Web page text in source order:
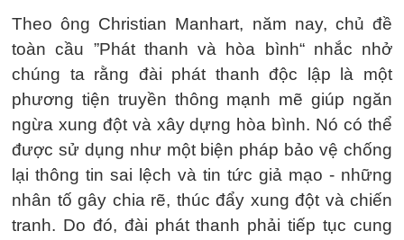
Theo ông Christian Manhart, năm nay, chủ đề
toàn cầu ”Phát thanh và hòa bình“ nhắc nhở
chúng ta rằng đài phát thanh độc lập là một
phương tiện truyền thông mạnh mẽ giúp ngăn
ngừa xung đột và xây dựng hòa bình. Nó có thể
được sử dụng như một biện pháp bảo vệ chống
lại thông tin sai lệch và tin tức giả mạo - những
nhân tố gây chia rẽ, thúc đẩy xung đột và chiến
tranh. Do đó, đài phát thanh phải tiếp tục cung